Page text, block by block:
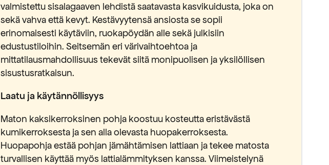
valmistettu sisalagaaven lehdistä saatavasta kasvikuidusta, joka on
sekä vahva että kevyt. Kestävyytensä ansiosta se sopii
erinomaisesti käytäviin, ruokapöydän alle sekä julkisiin
edustustiloihin. Seitsemän eri värivaihtoehtoa ja
mittatilausmahdollisuus tekevät siitä monipuolisen ja yksilöllisen
sisustusratkaisun.
Laatu ja käytännöllisyys
Maton kaksikerroksinen pohja koostuu kosteutta eristävästä
kumikerroksesta ja sen alla olevasta huopakerroksesta.
Huopapohja estää pohjan jämähtämisen lattiaan ja tekee matosta
turvallisen käyttää myös lattialämmityksen kanssa. Viimeistelynä